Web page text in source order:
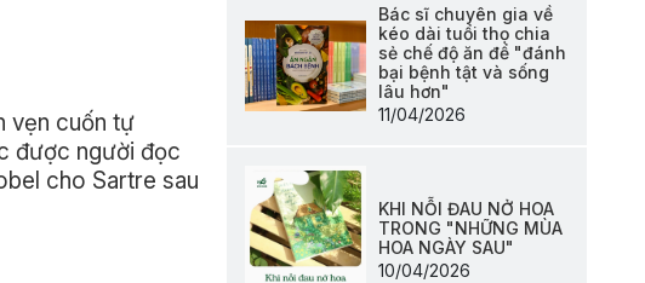
vẹn cuốn tự
được người đọc
cho Sartre sau
Bác sĩ chuyên gia về
kéo dài tuổi thọ chia
sẻ chế độ ăn để "đánh
bại bệnh tật và sống
lâu hơn"
11/04/2026
KHI NỖI ĐAU NỞ HOA
TRONG "NHỮNG MÙA
HOA NGÀY SAU"
10/04/2026